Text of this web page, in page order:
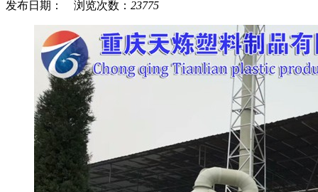
发布日期： 浏览次数： 23775